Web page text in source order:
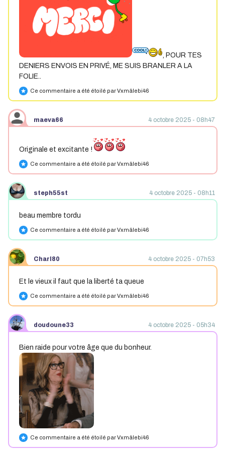
, POUR TES
DENIERS ENVOIS EN PRIVÉ, ME SUIS BRANLER A LA
FOLIE..
star Ce commentaire a été étoilé par Vxmâlebi46
maeva66 4 octobre 2025 - 08h47
Originale et excitante !
star Ce commentaire a été étoilé par Vxmâlebi46
steph55st 4 octobre 2025 - 08h11
beau membre tordu
star Ce commentaire a été étoilé par Vxmâlebi46
Charl80 4 octobre 2025 - 07h53
Et le vieux il faut que la liberté ta queue
star Ce commentaire a été étoilé par Vxmâlebi46
doudoune33 4 octobre 2025 - 05h34
Bien raide pour votre âge que du bonheur.
star Ce commentaire a été étoilé par Vxmâlebi46